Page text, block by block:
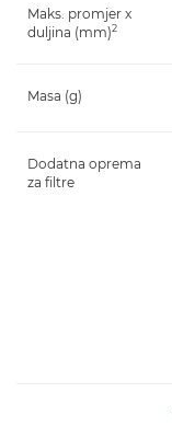
Maks. promjer x
duljina (mm)2
Masa (g)
Dodatna oprema
za filtre